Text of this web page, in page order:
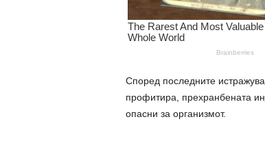
Според последните
профитира, прехранбената
опасни за организмот.